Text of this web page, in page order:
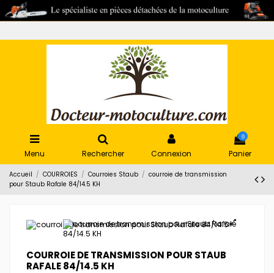
Menu Rechercher Connexion
0
Panier
Accueil COURROIES Courroies Staub
courroie de transmission
pour Staub Rafale 84/14.5 KH
COURROIE DE TRANSMISSION POUR STAUB
RAFALE 84/14.5 KH